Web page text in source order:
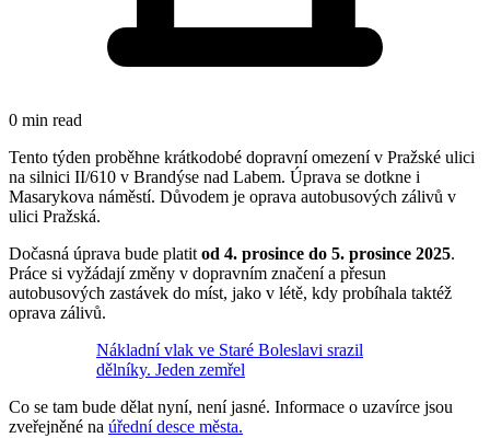
0 min read
Tento týden proběhne krátkodobé dopravní omezení v Pražské ulici
na silnici II/610 v Brandýse nad Labem. Úprava se dotkne i
Masarykova náměstí. Důvodem je oprava autobusových zálivů v
ulici Pražská.
Dočasná úprava bude platit od 4. prosince do 5. prosince 2025.
Práce si vyžádají změny v dopravním značení a přesun
autobusových zastávek do míst, jako v létě, kdy probíhala taktéž
oprava zálivů.
Nákladní vlak ve Staré Boleslavi srazil
dělníky. Jeden zemřel
Co se tam bude dělat nyní, není jasné. Informace o uzavírce jsou
zveřejněné na úřední desce města.